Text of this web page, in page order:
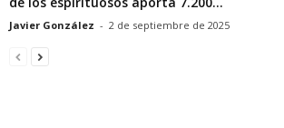
Javier González - 2 de septiembre de 2025